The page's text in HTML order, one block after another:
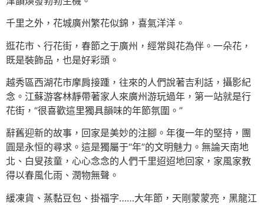
千里之外，花城廣州繁花似錦，喜氣洋洋。
逛花市、行花街，春節之于廣州，經常與花為伴。一朵花，
既是裝飾品，也是好彩頭。
越秀區西湖花市摩肩接踵，往來的人們說著吉利話，攝影紀
念。江蘇游客林靜帶著家人來廣州游玩過年，第一站就是行
花街，“很喜歡這里獨具韻味的年節氛圍。”
辭舊迎新的故事，回家是美妙的注腳。年復一年的堅持，團
圓是永恒的尋求。這是獨屬于“年”的文明魅力。無論天南地
北、白叟孩童，心心念念的人們千里迢迢地回家，家風家教
得以春風化雨、潤物無聲。
緩凍貨、蒸黏豆包、掛福字……大年節，天剛蒙蒙亮，黑龍江